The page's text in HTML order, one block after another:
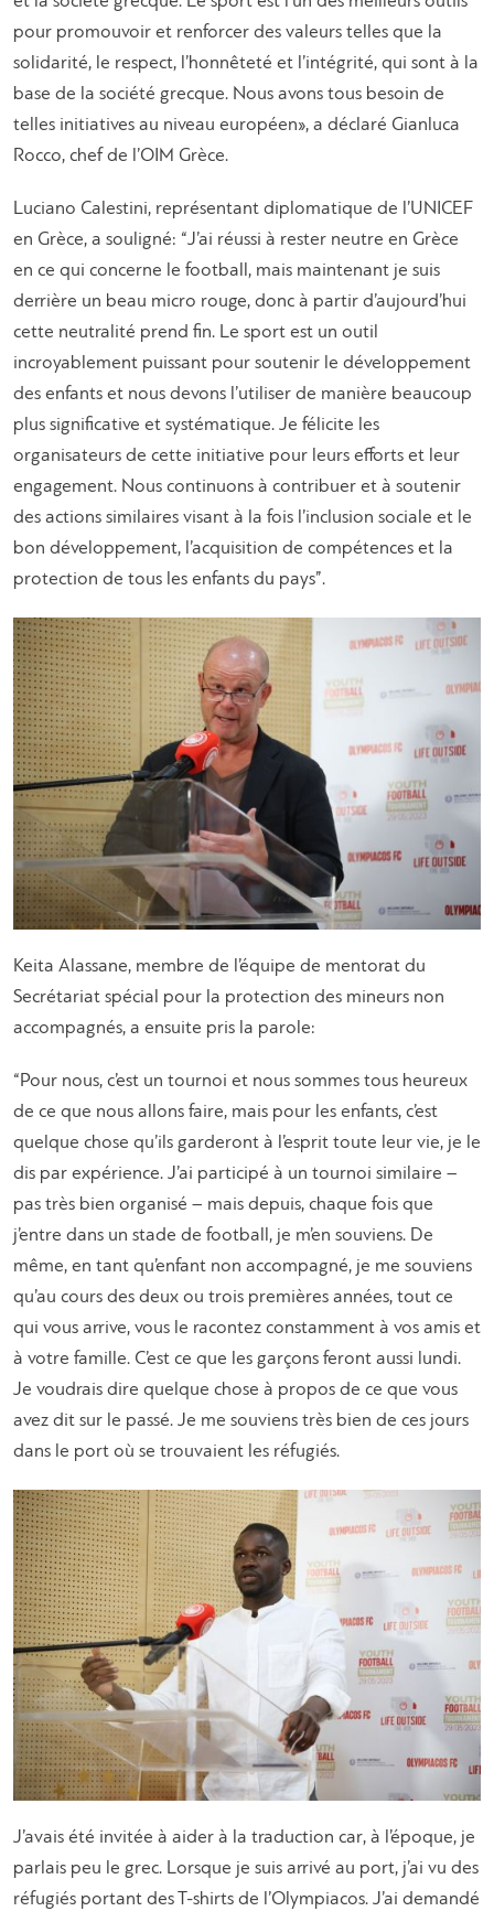
pour promouvoir et renforcer des valeurs telles que la
solidarité, le respect, l’honnêteté et l’intégrité, qui sont à la
base de la société grecque. Nous avons tous besoin de
telles initiatives au niveau européen», a déclaré Gianluca
Rocco, chef de l’OIM Grèce.
Luciano Calestini, représentant diplomatique de l’UNICEF
en Grèce, a souligné: “J’ai réussi à rester neutre en Grèce
en ce qui concerne le football, mais maintenant je suis
derrière un beau micro rouge, donc à partir d’aujourd’hui
cette neutralité prend fin. Le sport est un outil
incroyablement puissant pour soutenir le développement
des enfants et nous devons l’utiliser de manière beaucoup
plus significative et systématique. Je félicite les
organisateurs de cette initiative pour leurs efforts et leur
engagement. Nous continuons à contribuer et à soutenir
des actions similaires visant à la fois l’inclusion sociale et le
bon développement, l’acquisition de compétences et la
protection de tous les enfants du pays”.
Keita Alassane, membre de l’équipe de mentorat du
Secrétariat spécial pour la protection des mineurs non
accompagnés, a ensuite pris la parole:
“Pour nous, c’est un tournoi et nous sommes tous heureux
de ce que nous allons faire, mais pour les enfants, c’est
quelque chose qu’ils garderont à l’esprit toute leur vie, je le
dis par expérience. J’ai participé à un tournoi similaire –
pas très bien organisé – mais depuis, chaque fois que
j’entre dans un stade de football, je m’en souviens. De
même, en tant qu’enfant non accompagné, je me souviens
qu’au cours des deux ou trois premières années, tout ce
qui vous arrive, vous le racontez constamment à vos amis et
à votre famille. C’est ce que les garçons feront aussi lundi.
Je voudrais dire quelque chose à propos de ce que vous
avez dit sur le passé. Je me souviens très bien de ces jours
dans le port où se trouvaient les réfugiés.
J’avais été invitée à aider à la traduction car, à l’époque, je
parlais peu le grec. Lorsque je suis arrivé au port, j’ai vu des
réfugiés portant des T-shirts de l’Olympiacos. J’ai demandé